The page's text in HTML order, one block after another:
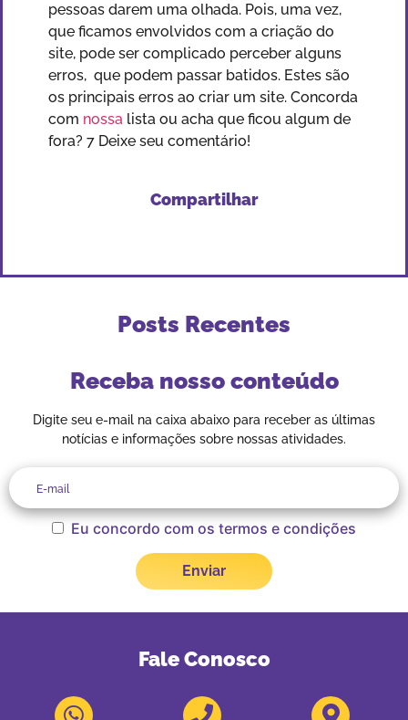
pessoas darem uma olhada. Pois, uma vez,
que ficamos envolvidos com a criação do
site, pode ser complicado perceber alguns
erros, que podem passar batidos. Estes são
os principais erros ao criar um site. Concorda
com nossa lista ou acha que ficou algum de
fora? 7 Deixe seu comentário!
Compartilhar
Posts Recentes
Receba nosso conteúdo
Digite seu e-mail na caixa abaixo para receber as últimas
notícias e informações sobre nossas atividades.
Eu concordo com os termos e condições
Fale Conosco